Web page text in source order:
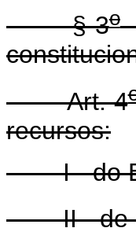
§ 3o
Art. 4
recursos:
I - do
II - de